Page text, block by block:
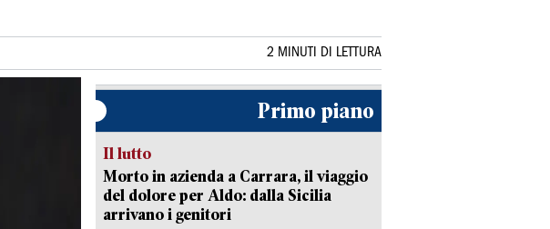
2 MINUTI DI LETTURA
Primo piano
Il lutto
Morto in azienda a Carrara, il viaggio
del dolore per Aldo: dalla Sicilia
arrivano i genitori